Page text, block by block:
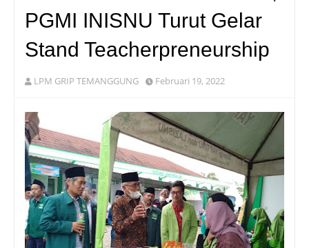
PGMI INISNU Turut Gelar
Stand Teacherpreneurship
LPM GRIP TEMANGGUNG Februari 19, 2022